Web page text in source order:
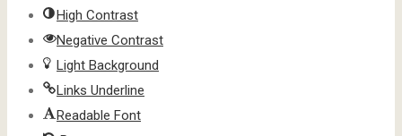
High Contrast
Negative Contrast
Light Background
Links Underline
Readable Font